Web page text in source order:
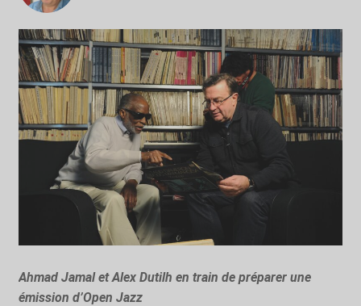
Ahmad Jamal et Alex Dutilh en train de préparer une
émission d’Open Jazz